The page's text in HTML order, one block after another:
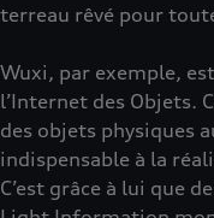
terreau rêvé pour
Wuxi, par exemple,
l’Internet des Objets.
des objets physiques
indispensable à la
C’est grâce à lui que